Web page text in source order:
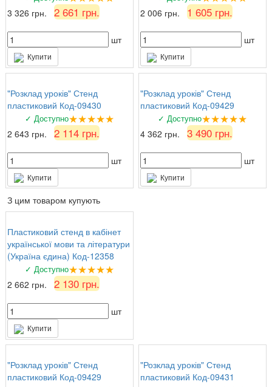
3 326 грн. 2 661 грн.
шт
Купити
2 006 грн. 1 605 грн.
шт
Купити
"Розклад уроків" Стенд
пластиковий Код-09430
✓ Доступно★★★★★
2 643 грн. 2 114 грн.
шт
Купити
"Розклад уроків" Стенд
пластиковий Код-09429
✓ Доступно★★★★★
4 362 грн. 3 490 грн.
шт
Купити
З цим товаром купують
Пластиковий стенд в кабінет
української мови та літератури
(Україна єдина) Код-12358
✓ Доступно★★★★★
2 662 грн. 2 130 грн.
шт
Купити
"Розклад уроків" Стенд
пластиковий Код-09429
"Розклад уроків" Стенд
пластиковий Код-09431